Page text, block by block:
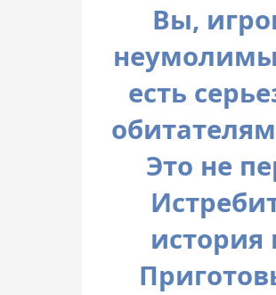
Вы,
есть
Это не
история